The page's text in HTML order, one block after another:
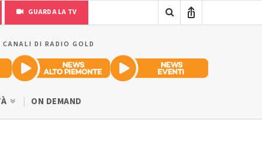
GUARDA LA TV
DI RADIO GOLD
ON DEMAND